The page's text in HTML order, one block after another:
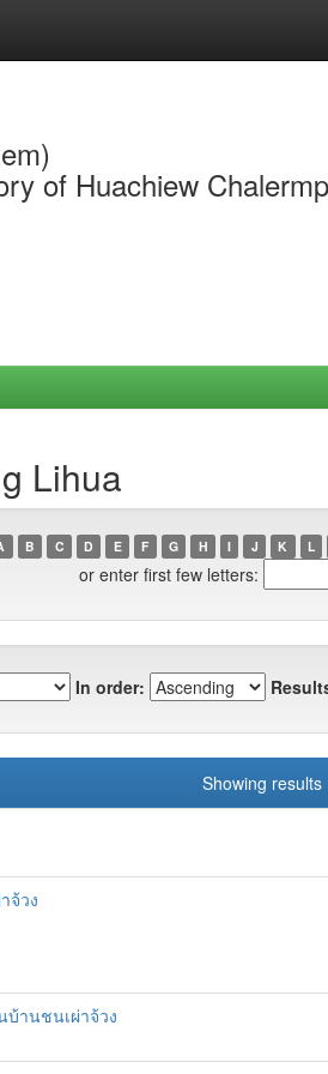
of Huachiew
Lihua
B C D E F G H I J K L
or enter first few letters:
In order:
Showing results
จ้วง
านชนเผ่าจ้วง